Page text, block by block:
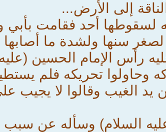
إلى الأرض...
لسقوطها أحد فقامت
لصغر سنها ولشدة ما
رأس الإمام الحسين
تحريكه فلم
الغيب وقالوا لا يجيب
السلام) وسأله عن سبب